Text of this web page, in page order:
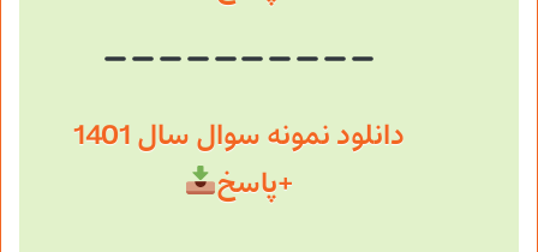
دانلود نمونه سوال سال 1401
+پاسخ